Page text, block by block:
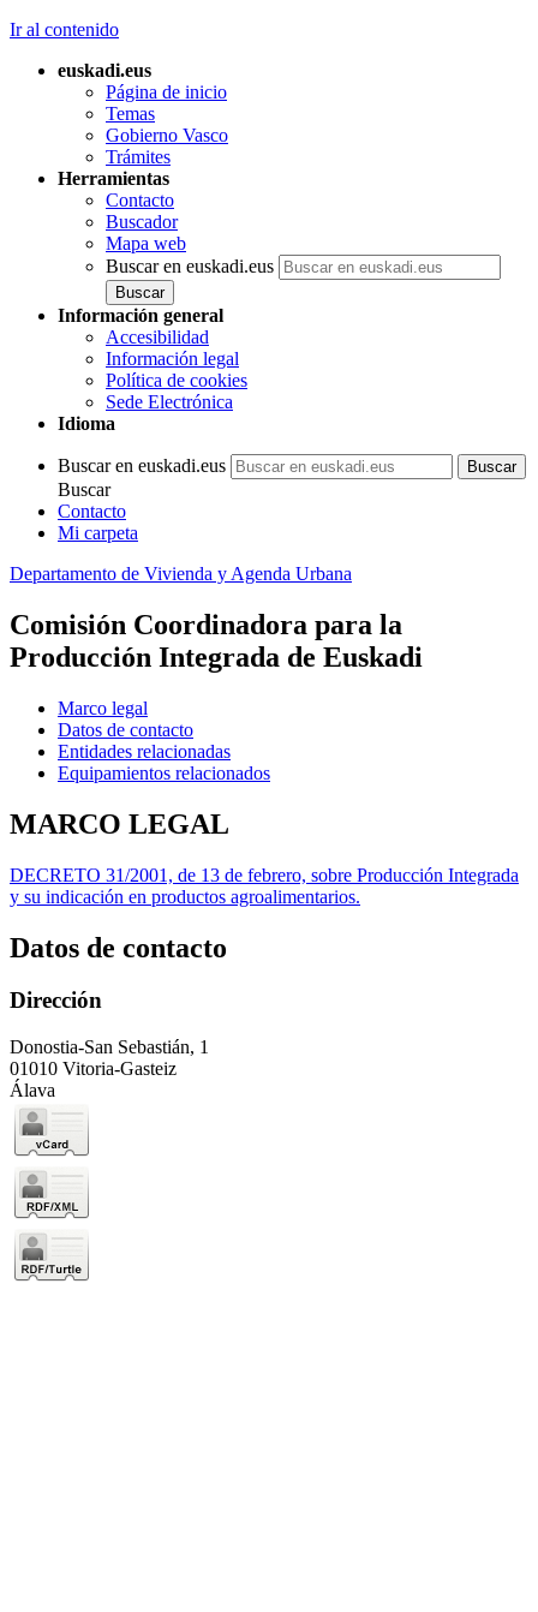
Ir al contenido
euskadi.eus
Página de inicio
Temas
Gobierno Vasco
Trámites
Herramientas
Contacto
Buscador
Mapa web
Buscar en euskadi.eus
Información general
Accesibilidad
Información legal
Política de cookies
Sede Electrónica
Idioma
Buscar en euskadi.eus
Buscar
Contacto
Mi carpeta
Departamento de Vivienda y Agenda Urbana
Comisión Coordinadora para la
Producción Integrada de Euskadi
Marco legal
Datos de contacto
Entidades relacionadas
Equipamientos relacionados
MARCO LEGAL
DECRETO 31/2001, de 13 de febrero, sobre Producción Integrada
y su indicación en productos agroalimentarios.
Datos de contacto
Dirección
Donostia-San Sebastián, 1
01010 Vitoria-Gasteiz
Álava